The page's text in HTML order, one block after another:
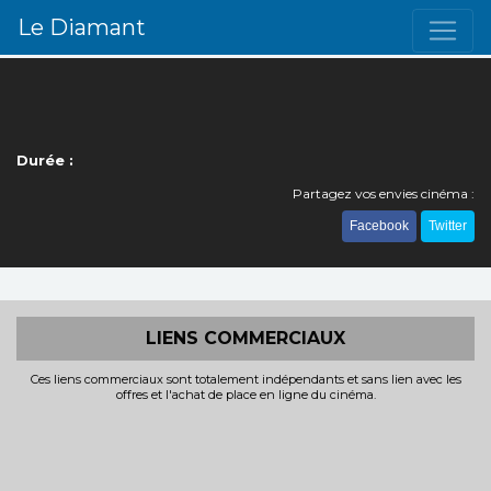
Le Diamant
Durée :
Partagez vos envies cinéma :
Facebook Twitter
LIENS COMMERCIAUX
Ces liens commerciaux sont totalement indépendants et sans lien avec les
offres et l'achat de place en ligne du cinéma.